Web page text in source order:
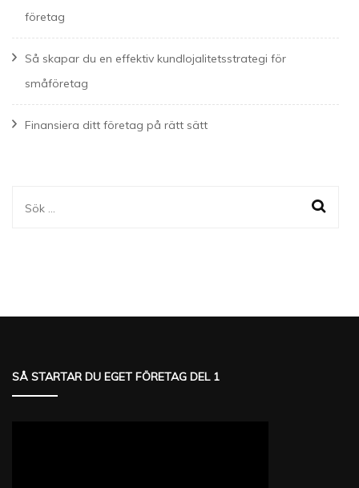
företag
Så skapar du en effektiv kundlojalitetsstrategi för
småföretag
Finansiera ditt företag på rätt sätt
Sök
SÅ STARTAR DU EGET FÖRETAG DEL 1